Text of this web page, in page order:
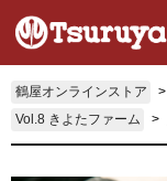
鶴屋オンラインストア
Vol.8 きよたファーム